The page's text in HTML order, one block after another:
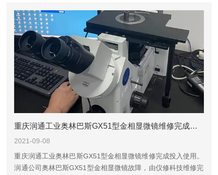
重庆润通工业奥林巴斯GX51型金相显微镜维修完成投入使用。
2021-09-08
重庆润通工业奥林巴斯GX51型金相显微镜维修完成投入使用。
润通公司奥林巴斯GX51型金相显微镜故障，由仪修科技维修完